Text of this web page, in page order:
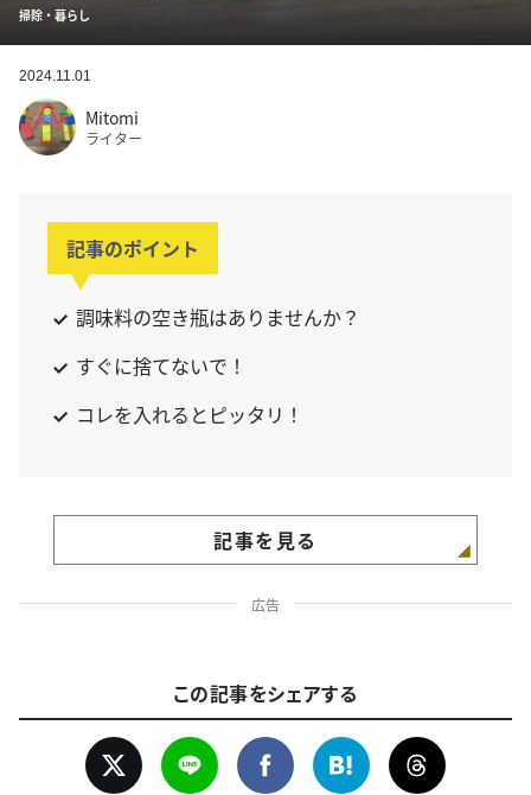
掃除・暮らし
2024.11.01
Mitomi
ライター
記事のポイント
調味料の空き瓶はありませんか？
すぐに捨てないで！
コレを入れるとピッタリ！
記事を見る
広告
この記事をシェアする